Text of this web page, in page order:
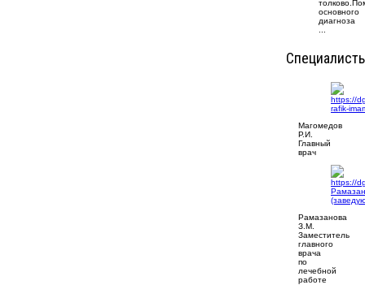
основного
диагноза
Магомедов
Р.И.
Главный
врач
Рамазанова
З.М.
Заместитель
главного
врача
по
лечебной
работе